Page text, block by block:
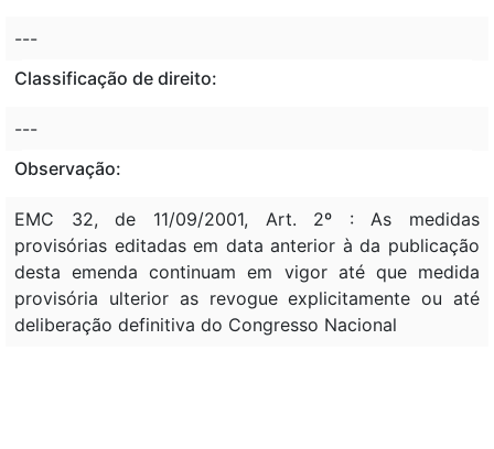
---
Classificação de direito:
---
Observação:
EMC 32, de 11/09/2001, Art. 2º : As medidas
provisórias editadas em data anterior à da publicação
desta emenda continuam em vigor até que medida
provisória ulterior as revogue explicitamente ou até
deliberação definitiva do Congresso Nacional